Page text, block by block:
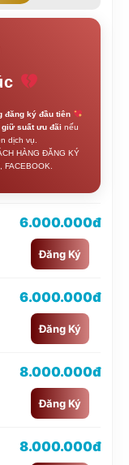
đăng ký đầu tiên
giữ suất ưu đãi nếu
dịch vụ.
HÀNG ĐĂNG KÝ
6.000.000đ
Đăng Ký
6.000.000đ
Đăng Ký
8.000.000đ
Đăng Ký
8.000.000đ